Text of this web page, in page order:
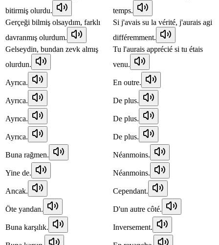
bitirmiş olurdu.
temps.
Gerçeği bilmiş olsaydım, farklı
davranmış olurdum.
Si j'avais su la vérité, j'aurais agi
différemment.
Gelseydin, bundan zevk almış
olurdun.
Tu l'aurais apprécié si tu étais
venu.
Ayrıca. En outre.
Ayrıca. De plus.
Ayrıca. De plus.
Ayrıca. De plus.
Buna rağmen. Néanmoins.
Yine de. Néanmoins.
Ancak. Cependant.
Öte yandan. D'un autre côté.
Buna karşılık. Inversement.